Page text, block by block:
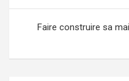
l’articleFaire construire sa